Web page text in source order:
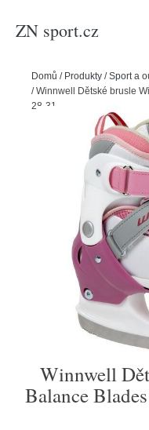
ZN sport.cz
Domů / Produkty /Sport a
/Winnwell Dětské brusle
28-31
Winnwell
Balance